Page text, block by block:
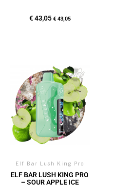
€43,05 €43,05
Elf Bar Lush King Pro
ELF BAR LUSH KING PRO
– SOUR APPLE ICE